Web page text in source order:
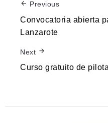
Previous
Convocatoria abierta
Lanzarote
Next
Curso gratuito de